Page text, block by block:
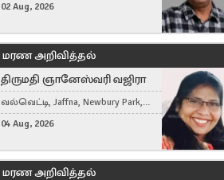
02 Aug, 2026
மரண அறிவித்தல்
திருமதி ஞானேஸ்வரி வஜிரா
வல்வெட்டி, Jaffna, Newbury Park,
United Kingdom
04 Aug, 2026
மரண அறிவித்தல்